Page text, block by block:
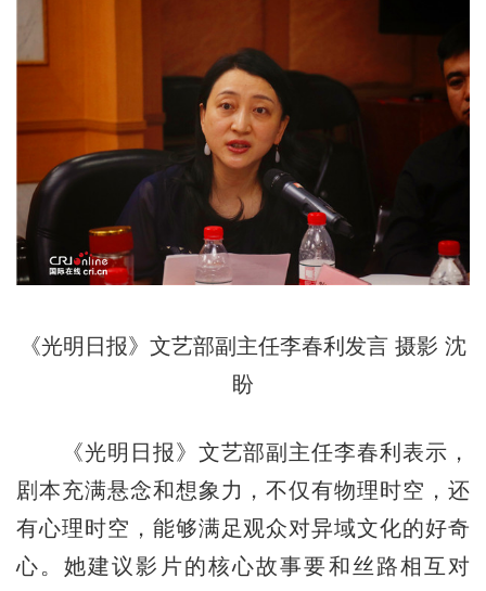
《光明日报》文艺部副主任李春利发言 摄影 沈
盼
《光明日报》文艺部副主任李春利表示，
剧本充满悬念和想象力，不仅有物理时空，还
有心理时空，能够满足观众对异域文化的好奇
心。她建议影片的核心故事要和丝路相互对